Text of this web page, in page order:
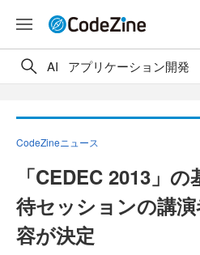
AI アプリケーション開発
CodeZineニュース
「CEDEC 2013」
待セッションの講
容が決定